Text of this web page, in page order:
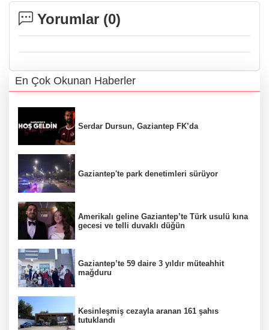
Yorumlar (0)
En Çok Okunan Haberler
Serdar Dursun, Gaziantep FK’da
Gaziantep'te park denetimleri sürüyor
Amerikalı geline Gaziantep’te Türk usulü kına
gecesi ve telli duvaklı düğün
Gaziantep’te 59 daire 3 yıldır müteahhit
mağduru
Kesinleşmiş cezayla aranan 161 şahıs
tutuklandı